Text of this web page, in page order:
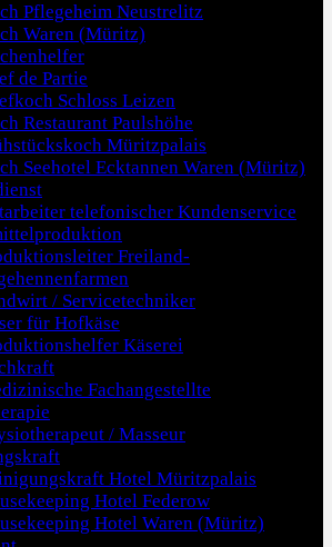
Pflegeheim Neustrelitz
Waren (Müritz)
de Partie
Schloss Leizen
Restaurant Paulshöhe
Müritzpalais
Seehotel Ecktannen Waren (Müritz)
telefonischer Kundenservice
Freiland-
/ Servicetechniker
für Hofkäse
Käserei
Fachangestellte
/ Masseur
Hotel Müritzpalais
Hotel Federow
Hotel Waren (Müritz)